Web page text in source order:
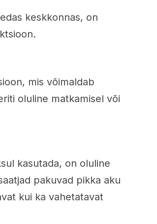
keskkonnas, on
mis võimaldab
oluline matkamisel või
kasutada, on oluline
pakuvad pikka aku
kui ka vahetatavat